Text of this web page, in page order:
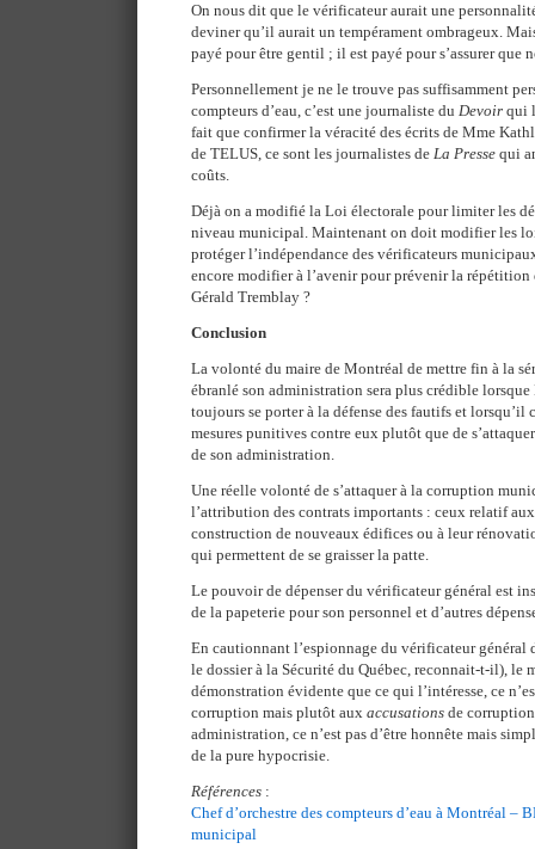
On nous dit que le vérificateur aurait une
deviner qu’il aurait un tempérament ombrageux.
payé pour être gentil ; il est payé pour s’assurer que
Personnellement je ne le trouve pas suffisamment
compteurs d’eau, c’est une journaliste du Devoir qui
fait que confirmer la véracité des écrits de Mme
de TELUS, ce sont les journalistes de La Presse qui
coûts.
Déjà on a modifié la Loi électorale pour limiter les
niveau municipal. Maintenant on doit modifier les
protéger l’indépendance des vérificateurs
encore modifier à l’avenir pour prévenir la répétition
Gérald Tremblay ?
Conclusion
La volonté du maire de Montréal de mettre fin à la
ébranlé son administration sera plus crédible lorsque
toujours se porter à la défense des fautifs et lorsqu’il
mesures punitives contre eux plutôt que de
de son administration.
Une réelle volonté de s’attaquer à la corruption
l’attribution des contrats importants : ceux relatif
construction de nouveaux édifices ou à leur
qui permettent de se graisser la patte.
Le pouvoir de dépenser du vérificateur général est
de la papeterie pour son personnel et d’autres
En cautionnant l’espionnage du vérificateur
le dossier à la Sécurité du Québec, reconnait-t-il), le
démonstration évidente que ce qui l’intéresse, ce
corruption mais plutôt aux accusations de
administration, ce n’est pas d’être honnête mais
de la pure hypocrisie.
Références :
Chef d’orchestre des compteurs d’eau à Montréal –
municipal